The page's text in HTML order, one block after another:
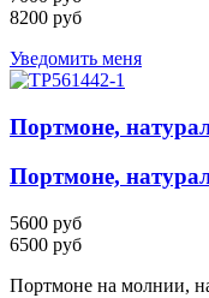
8200 руб
Уведомить меня
Портмоне,
Портмоне,
5600 руб
6500 руб
Портмоне на молнии,